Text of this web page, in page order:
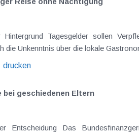
welche im Zuge von Dienstreisen
die Unkenntnis über die lokale
drucken
bei geschiedenen Eltern
vom 10.02.2026) hatte sich mit der Frage